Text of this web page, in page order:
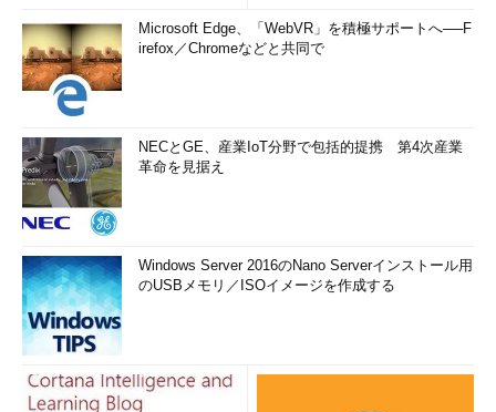
Microsoft Edge、「WebVR」を積極サポートへ──F
irefox／Chromeなどと共同で
NECとGE、産業IoT分野で包括的提携 第4次産業
革命を見据え
Windows Server 2016のNano Serverインストール用
のUSBメモリ／ISOイメージを作成する